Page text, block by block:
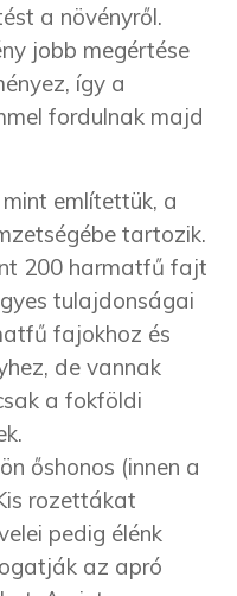
a növényről.
jobb megértése
így a
fordulnak majd
említettük, a
tartozik.
200 harmatfű fajt
tulajdonságai
fajokhoz és
de vannak
a fokföldi
őshonos (innen a
rozettákat
pedig élénk
az apró